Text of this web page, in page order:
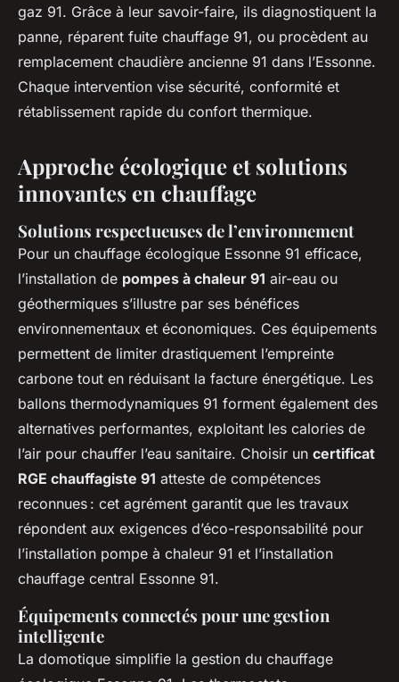
gaz 91. Grâce à leur savoir-faire, ils diagnostiquent la
panne, réparent fuite chauffage 91, ou procèdent au
remplacement chaudière ancienne 91 dans l’Essonne.
Chaque intervention vise sécurité, conformité et
rétablissement rapide du confort thermique.
Approche écologique et solutions
innovantes en chauffage
Solutions respectueuses de l’environnement
Pour un chauffage écologique Essonne 91 efficace,
l’installation de pompes à chaleur 91 air-eau ou
géothermiques s’illustre par ses bénéfices
environnementaux et économiques. Ces équipements
permettent de limiter drastiquement l’empreinte
carbone tout en réduisant la facture énergétique. Les
ballons thermodynamiques 91 forment également des
alternatives performantes, exploitant les calories de
l’air pour chauffer l’eau sanitaire. Choisir un certificat
RGE chauffagiste 91 atteste de compétences
reconnues : cet agrément garantit que les travaux
répondent aux exigences d’éco-responsabilité pour
l’installation pompe à chaleur 91 et l’installation
chauffage central Essonne 91.
Équipements connectés pour une gestion
intelligente
La domotique simplifie la gestion du chauffage